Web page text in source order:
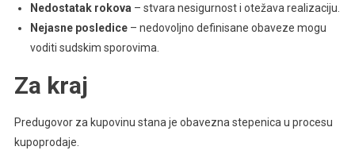
Nedostatak rokova – stvara nesigurnost i otežava realizaciju.
Nejasne posledice– nedovoljno definisane obaveze mogu
voditi sudskim sporovima.
Za kraj
Predugovor za kupovinu stana je obavezna stepenica u procesu
kupoprodaje.